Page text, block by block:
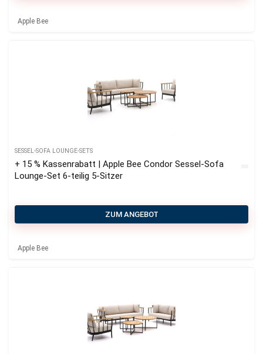
Apple Bee
SESSEL-SOFA LOUNGE-SETS
+ 15 % Kassenrabatt | Apple Bee Condor Sessel-Sofa
Lounge-Set 6-teilig 5-Sitzer
ZUM ANGEBOT
Apple Bee